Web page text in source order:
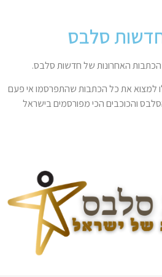
חדשות סלבס
האחרונות של חדשות סלבס.
למצוא את כל הכתבות שהתפרסמו אי פעם
והכוכבים הכי מפורסמים בישראל